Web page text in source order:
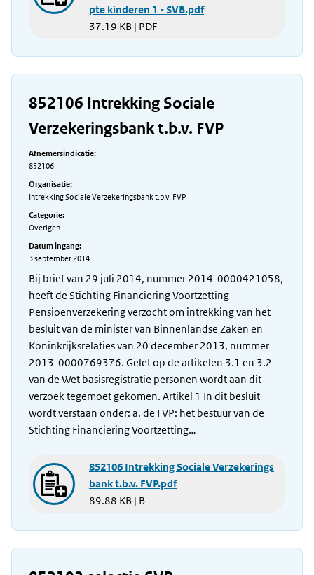
pte kinderen 1 - SVB.pdf
37.19 KB | PDF
852106 Intrekking Sociale
Verzekeringsbank t.b.v. FVP
Afnemersindicatie:
852106
Organisatie:
Intrekking Sociale Verzekeringsbank t.b.v. FVP
Categorie:
Overigen
Datum ingang:
3 september 2014
Bij brief van 29 juli 2014, nummer 2014-0000421058,
heeft de Stichting Financiering Voortzetting
Pensioenverzekering verzocht om intrekking van het
besluit van de minister van Binnenlandse Zaken en
Koninkrijksrelaties van 20 december 2013, nummer
2013-0000769376. Gelet op de artikelen 3.1 en 3.2
van de Wet basisregistratie personen wordt aan dit
verzoek tegemoet gekomen. Artikel 1 In dit besluit
wordt verstaan onder: a. de FVP: het bestuur van de
Stichting Financiering Voortzetting…
852106 Intrekking Sociale Verzekerings
bank t.b.v. FVP.pdf
89.88 KB | B